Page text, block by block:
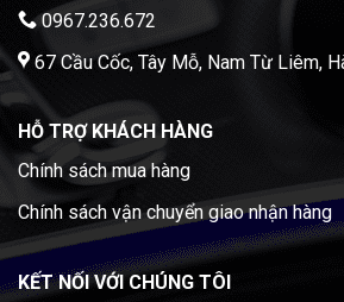
0967.236.672
67 Cầu Cốc, Tây Mỗ, Nam Từ Liêm,
HỖ TRỢ KHÁCH HÀNG
Chính sách mua hàng
Chính sách vận chuyển giao nhận hàng
KẾT NỐI VỚI CHÚNG TÔI